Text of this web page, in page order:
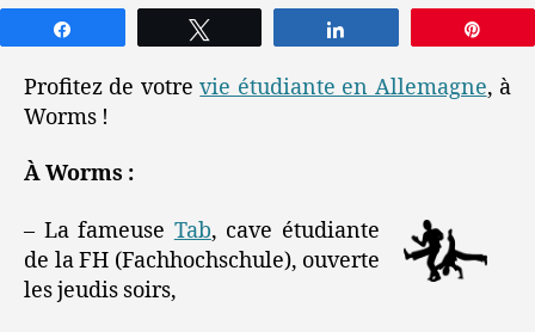
Profitez de votrevie étudiante en Allemagne, à
Worms !
À Worms :
– La fameuse Tab, cave étudiante
de la FH (Fachhochschule), ouverte
les jeudis soirs,